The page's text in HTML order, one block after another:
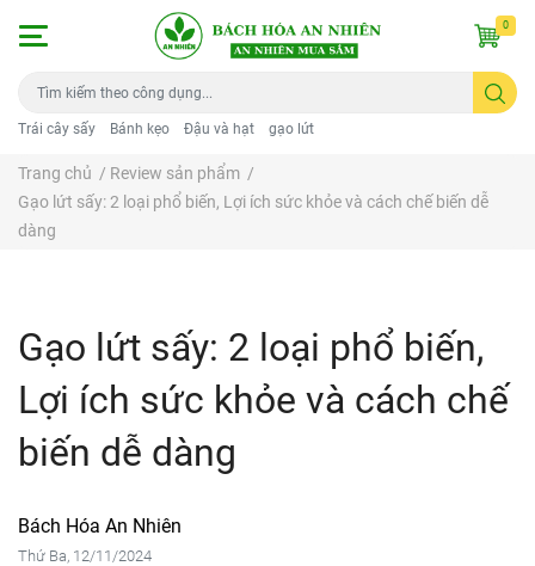
Trái cây sấy Bánh kẹo Đậu và hạt gạo lứt
0
Trang chủ / Review sản phẩm /
Gạo lứt sấy: 2 loại phổ biến, Lợi ích sức khỏe và cách chế biến dễ
dàng
Gạo lứt sấy: 2 loại phổ biến,
Lợi ích sức khỏe và cách chế
biến dễ dàng
Bách Hóa An Nhiên
Thứ Ba, 12/11/2024